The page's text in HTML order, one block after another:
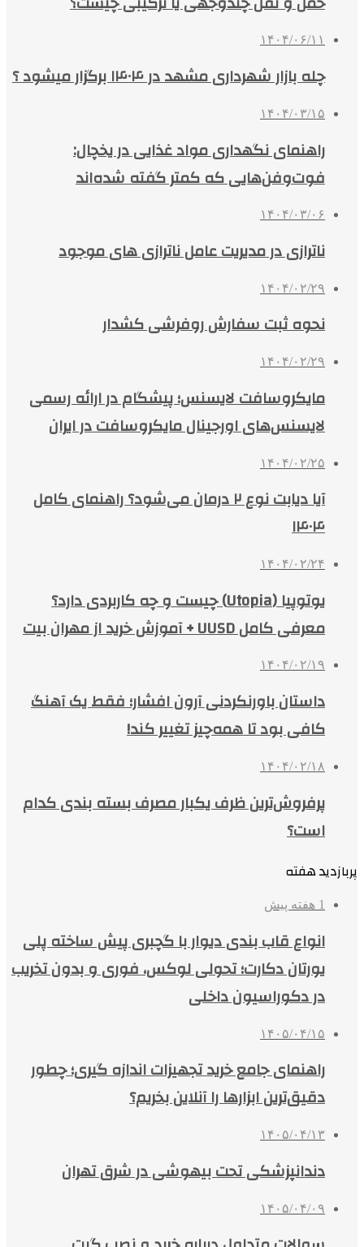
۱۴۰۴/۰۶/۱۱
چله بازار شهرداری مشهد در ۱۴۰۴ برگزار میشود ؟
۱۴۰۴/۰۳/۱۵
راهنمای نگهداری مواد غذایی در یخچال:
فوت‌وفن‌هایی که کمتر گفته شده‌اند
۱۴۰۴/۰۳/۰۶
ناترازی در مدیریت عامل ناترازی های موجود
۱۴۰۴/۰۲/۲۹
نحوه ثبت سفارش روفرشی کشدار
۱۴۰۴/۰۲/۲۹
مایکروسافت لایسنس؛ پیشگام در ارائه رسمی
لایسنس‌های اورجینال مایکروسافت در ایران
۱۴۰۴/۰۲/۲۵
آیا دیابت نوع ۲ درمان می‌شود؟ راهنمای کامل
۱۴۰۴
۱۴۰۴/۰۲/۲۴
یوتوپیا (Utopia) چیست و چه کاربردی دارد؟
معرفی کامل UUSD + آموزش خرید از مهران بیت
۱۴۰۴/۰۲/۱۹
داستان باورنکردنی آرون افشار؛ فقط یک آهنگ
کافی بود تا همه‌چیز تغییر کند!
۱۴۰۴/۰۲/۱۸
پرفروش‌ترین ظرف یکبار مصرف بسته بندی کدام
است؟
پربازدید هفته
1 هفته پیش
انواع قاب بندی دیوار با گچبری پیش ساخته پلی
یورتان دکارت؛ تحولی لوکس، فوری و بدون تخریب
در دکوراسیون داخلی
۱۴۰۵/۰۴/۱۵
راهنمای جامع خرید تجهیزات اندازه گیری؛ چطور
دقیق‌ترین ابزارها را آنلاین بخریم؟
۱۴۰۵/۰۴/۱۳
دندانپزشکی تحت بیهوشی در شرق تهران
۱۴۰۵/۰۴/۰۹